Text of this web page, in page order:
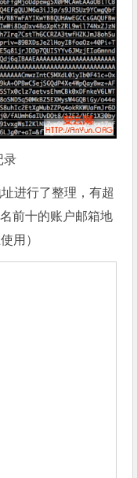
录
进行了整理，有超
前十的账户邮箱地
用）